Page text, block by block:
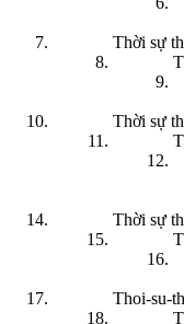
Thời sự
Thời sự
Thời sự
Thoi-su-